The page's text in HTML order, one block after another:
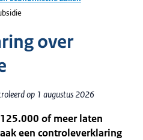
over
op 1 augustus 2026
of meer laten
een controleverklaring